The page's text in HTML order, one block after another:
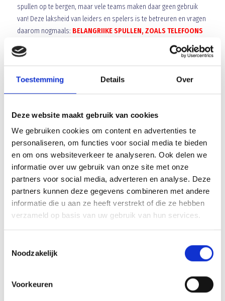
Toestemming Details Over
Deze website maakt gebruik van cookies
We gebruiken cookies om content en advertenties te
personaliseren, om functies voor social media te bieden
en om ons websiteverkeer te analyseren. Ook delen we
informatie over uw gebruik van onze site met onze
partners voor social media, adverteren en analyse. Deze
partners kunnen deze gegevens combineren met andere
informatie die u aan ze heeft verstrekt of die ze hebben
verzameld op basis van uw gebruik van hun services.
Noodzakelijk
Voorkeuren
spullen op te bergen, maar vele teams maken daar geen gebruik
van! Deze laksheid van leiders en spelers is te betreuren en vragen
daarom nogmaals: BELANGRIIKE SPULLEN, ZOALS TELEFOONS
Blauw Geel’38/JUMBO plaatst
binnekort een beveiligheidssysteem om bovenstaande voorvallen
te voorkomen!
Aan alle spelers en leiders/trainers het verzoek om aan
bijzonderheden gezien hebben!
TwitterFacebookWhatsApp
Maak kennis met ons nieuwe lid van de Businessclub:
Noordkade Uitjes!
Jordy Zielschot keert terug naar Blauw Geel ‘38/JUMBO!